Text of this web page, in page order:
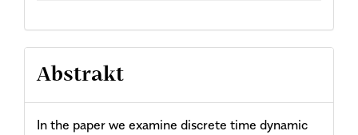
Abstrakt
In the paper we examine discrete time dynamic